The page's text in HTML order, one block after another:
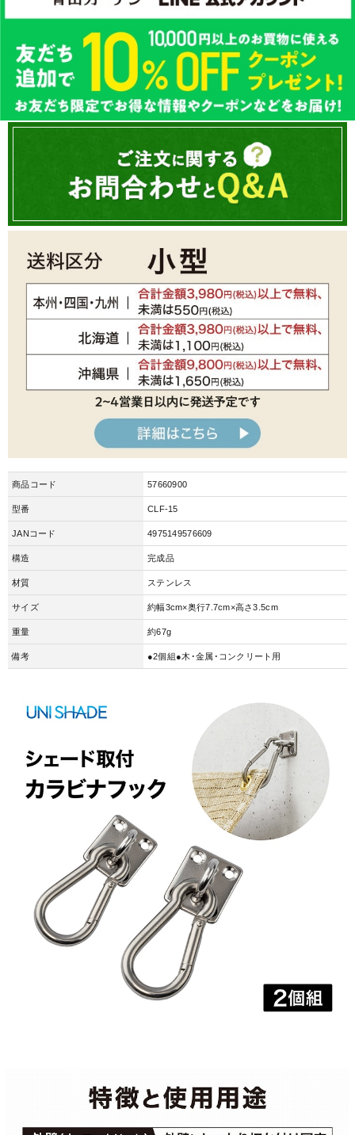
商品コード 57660900
型番 CLF-15
JANコード 4975149576609
構造 完成品
材質 ステンレス
サイズ 約幅3cm×奥行7.7cm×高さ3.5cm
重量 約67g
備考 ●2個組●木･金属･コンクリート用